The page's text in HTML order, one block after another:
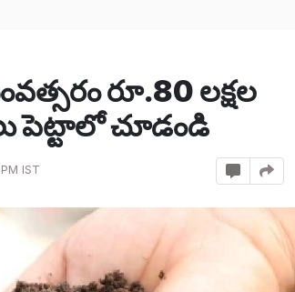
రూ.80 లక్షల
చూడండి
IST